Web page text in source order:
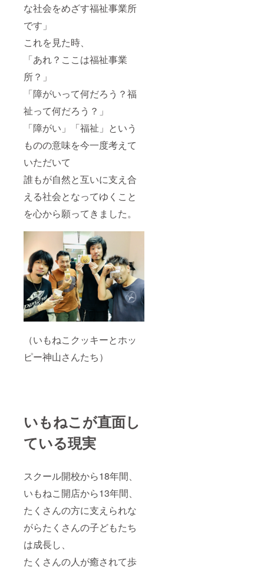
な社会をめざす福祉事業所
です」
これを見た時、
「あれ？ここは福祉事業
所？」
「障がいって何だろう？福
祉って何だろう？」
「障がい」「福祉」という
ものの意味を今一度考えて
いただいて
誰もが自然と互いに支え合
える社会となってゆくこと
を心から願ってきました。
（いもねこクッキーとホッ
ピー神山さんたち）
いもねこが直面し
ている現実
スクール開校から18年間、
いもねこ開店から13年間、
たくさんの方に支えられな
がらたくさんの子どもたち
は成長し、
たくさんの人が癒されて歩